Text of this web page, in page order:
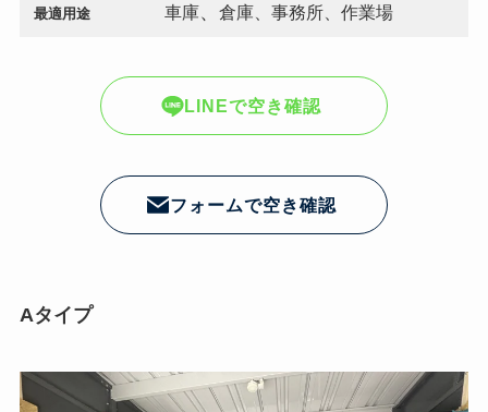
最適用途 車庫、倉庫、事務所、作業場
LINEで空き確認
フォームで空き確認
Aタイプ